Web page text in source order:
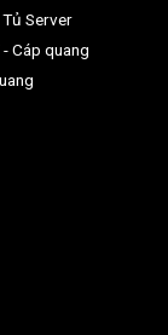
Server
Cáp quang